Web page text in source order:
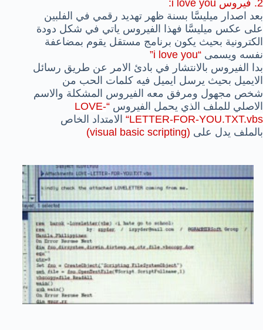
2. فيروس i love you:
بعد اصدار ميليسَّا بسنة ظهر تهديد رقمي في الفلبين
على عكس ميليسَّا فهذا الفيروس ياتي في شكل دودة
الكترونية بحيث يكون برنامج مستقل يقوم بمضاعفة
نفسه ويسمى “i love you”
بدا الفيروس بالانتشار في بادئ الامر عن طريق رسائل
الايميل بحيث يرسل ايميل فيه كلمات الحب من
شخص مجهول ومرفق معه الفيروس المشكلة والاسم
الاصلي للملف الذي يحمل الفيروس “
LOVE-
LETTER-FOR-YOU.TXT.vbs
“ الامتداد الخاص
بالملف يدل على (visual basic scripting)